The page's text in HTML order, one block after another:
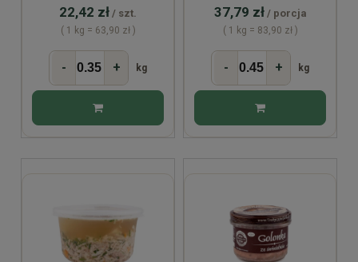
22,42 zł / szt.
( 1 kg = 63,90 zł )
- + kg
37,79 zł / porcja
( 1 kg = 83,90 zł )
- + kg